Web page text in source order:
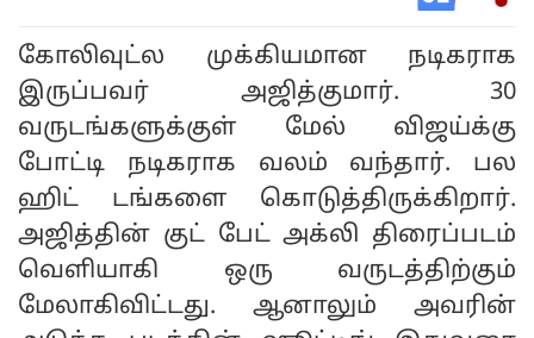
கோலிவுட்ல முக்கியமான நடிகராக
இருப்பவர் அஜித்குமார். 30
வருடங்களுக்குள் மேல் விஜய்க்கு
போட்டி நடிகராக வலம் வந்தார். பல
ஹிட் டங்களை கொடுத்திருக்கிறார்.
அஜித்தின் குட் பேட் அக்லி திரைப்படம்
வெளியாகி ஒரு வருடத்திற்கும்
மேலாகிவிட்டது. ஆனாலும் அவரின்